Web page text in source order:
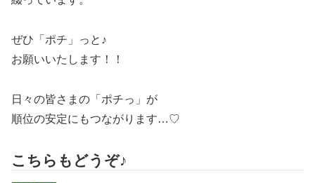
ぜひ「ポチ」っと♪
お願いいたします！！
日々の皆さまの「ポチっ」が
順位の安定にもつながります…♡
こちらもどうぞ♪